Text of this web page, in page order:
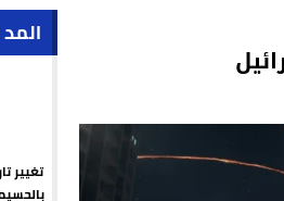
شنغن
تفتح أسئلة ثقيلة
تغيير